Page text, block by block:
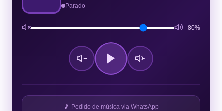
Parado
80%
🎵 Pedido de música via WhatsApp